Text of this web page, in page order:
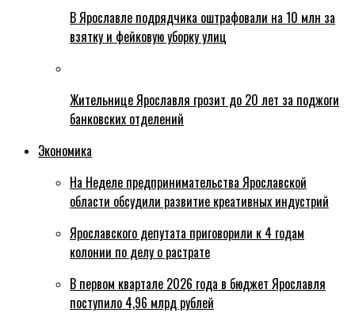
В Ярославле подрядчика оштрафовали на 10 млн за
взятку и фейковую уборку улиц
Жительнице Ярославля грозит до 20 лет за поджоги
банковских отделений
Экономика
На Неделе предпринимательства Ярославской
области обсудили развитие креативных индустрий
Ярославского депутата приговорили к 4 годам
колонии по делу о растрате
В первом квартале 2026 года в бюджет Ярославля
поступило 4,96 млрд рублей